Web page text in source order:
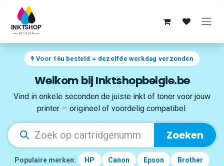
Overslaan naar inhoud
Voor 16u besteld = dezelfde werkdag verzonden
Welkom bij Inktshopbelgie.be
Vind in enkele seconden de juiste inkt of toner voor jouw
printer — origineel of voordelig compatibel.
Zoeken
Populaire merken: HP Canon Epson Brother